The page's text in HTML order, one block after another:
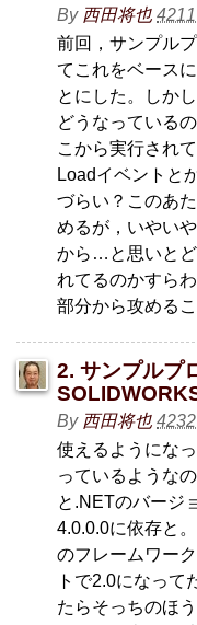
By 西田将也
前回，サンプル
てこれをベース
とにした。しか
どうなっている
こから実行され
Loadイベントと
づらい？このあ
めるが，いやい
から…と思いとど
れてるのかすら
部分から攻める
2. サンプルプ
By 西田将也
使えるようにな
っているような
と.NETのバージ
4.0.0.0に依存と
のフレームワー
トで2.0になって
たらそっちのほ